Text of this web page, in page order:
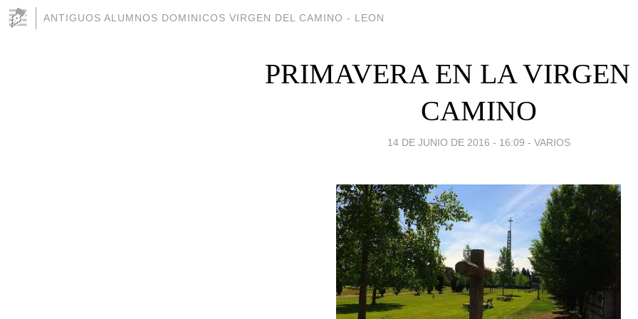
ANTIGUOS ALUMNOS DOMINICOS VIRGEN DEL CAMINO - LEON
PRIMAVERA EN LA VIRGEN
CAMINO
14 DE JUNIO DE 2016 - 16:09 - VARIOS